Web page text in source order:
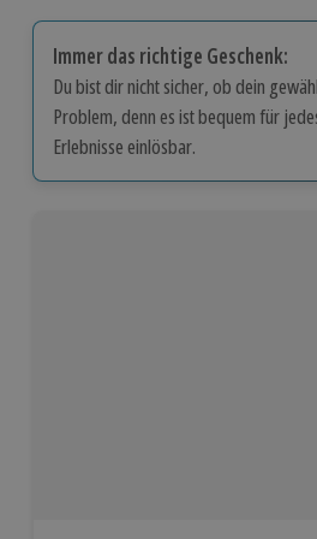
Immer das richtige Geschenk:
Du bist dir nicht sicher, ob dein
Problem, denn es ist bequem für
Erlebnisse einlösbar.